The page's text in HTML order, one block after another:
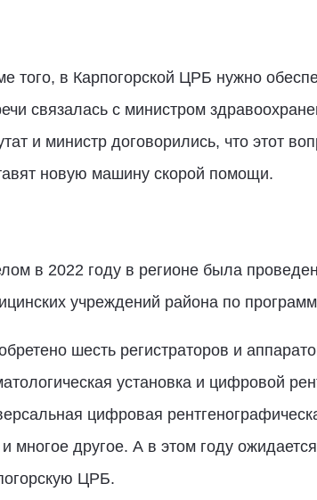
того, в Карпогорской ЦРБ нужно
связалась с министром
и министр договорились, что этот
новую машину скорой помощи.
в 2022 году в регионе была
учреждений района по
шесть регистраторов и
установка и цифровой
цифровая
многое другое. А в этом году
ЦРБ.